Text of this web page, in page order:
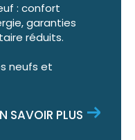
: confort
garanties
réduits.
neufs et
SAVOIR PLUS